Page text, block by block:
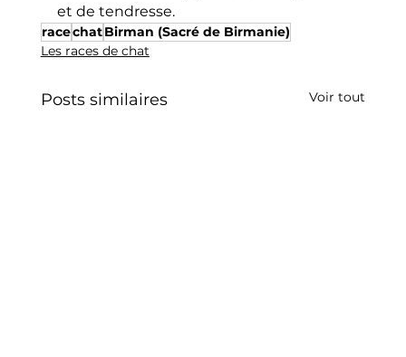
et de tendresse.
racechatBirman (Sacré de Birmanie)
Les races de chat
Posts similaires Voir tout